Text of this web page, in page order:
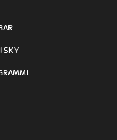
SKY